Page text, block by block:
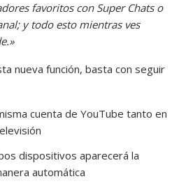
favoritos con Super Chats o
y todo esto mientras ves
nueva función, basta con seguir
cuenta de YouTube tanto en
dispositivos aparecerá la
automática